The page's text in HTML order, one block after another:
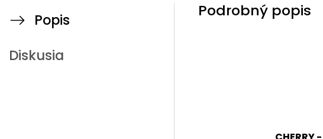
Popis
Diskusia
Podrobný popis